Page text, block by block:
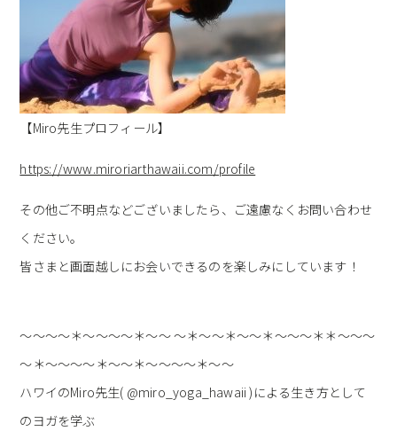
【Miro先生プロフィール】
https://www.miroriarthawaii.com/profile
その他ご不明点などございましたら、ご遠慮なくお問い合わせ
ください。
皆さまと画面越しにお会いできるのを楽しみにしています！
～～～～＊～～～～＊～～ ～＊～～＊～～＊～～～＊＊～～～
～＊～～～～＊～～＊～～～～＊～～
ハワイのMiro先生( @miro_yoga_hawaii )による生き方として
のヨガを学ぶ